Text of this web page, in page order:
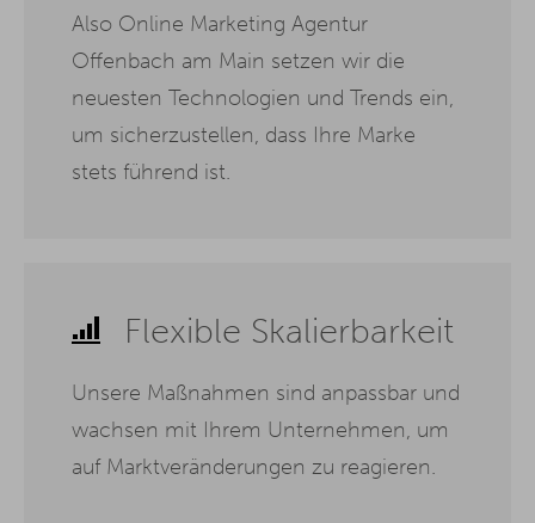
Also Online Marketing Agentur
Offenbach am Main setzen wir die
neuesten Technologien und Trends ein,
um sicherzustellen, dass Ihre Marke
stets führend ist.
Flexible Skalierbarkeit
Unsere Maßnahmen sind anpassbar und
wachsen mit Ihrem Unternehmen, um
auf Marktveränderungen zu reagieren.